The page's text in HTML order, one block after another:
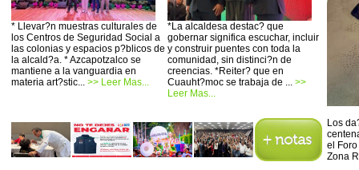
* Llevar?n muestras culturales de
los Centros de Seguridad Social a
las colonias y espacios p?blicos de
la alcald?a. * Azcapotzalco se
mantiene a la vanguardia en
materia art?stic... >> Leer Mas...
*La alcaldesa destac? que
gobernar significa escuchar, incluir
y construir puentes con toda la
comunidad, sin distinci?n de
creencias. *Reiter? que en
Cuauht?moc se trabaja de ... >>
Leer Mas...
Los
el
Zona